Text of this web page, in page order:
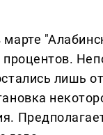
марте
процентов.
лишь